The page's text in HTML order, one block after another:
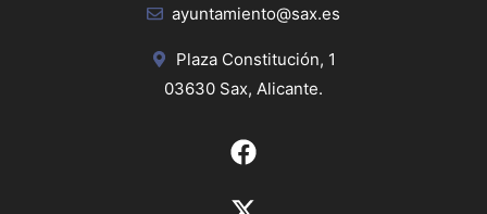
ayuntamiento@sax.es
Plaza Constitución, 1
03630 Sax, Alicante.